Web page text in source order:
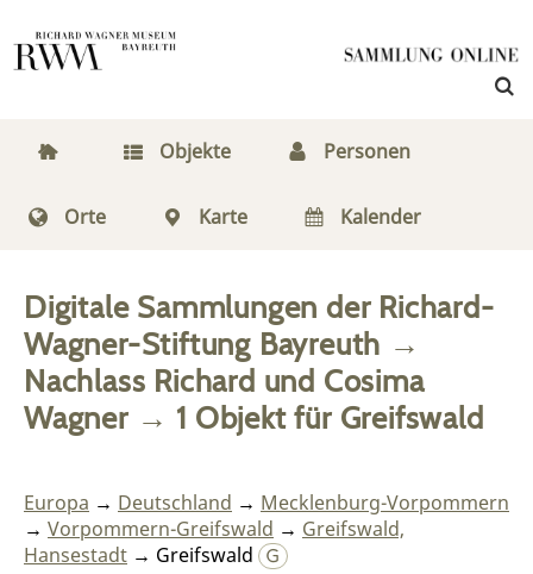
Objekte Personen
Orte Karte Kalender
Digitale Sammlungen der Richard-
Wagner-Stiftung Bayreuth →
Nachlass Richard und Cosima
Wagner→ 1 Objektfür Greifswald
Europa → Deutschland → Mecklenburg-Vorpommern
→ Vorpommern-Greifswald → Greifswald,
Hansestadt → Greifswald